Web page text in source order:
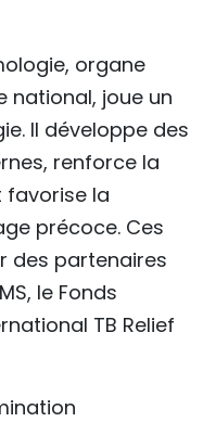
organe
national, joue un
Il développe des
renforce la
favorise la
précoce. Ces
des partenaires
le Fonds
TB Relief